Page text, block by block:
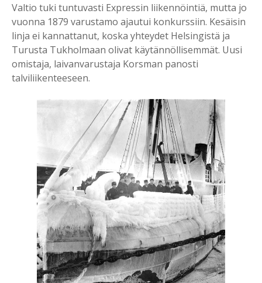
Valtio tuki tuntuvasti Expressin liikennöintiä, mutta jo
vuonna 1879 varustamo ajautui konkurssiin. Kesäisin
linja ei kannattanut, koska yhteydet Helsingistä ja
Turusta Tukholmaan olivat käytännöllisemmät. Uusi
omistaja, laivanvarustaja Korsman panosti
talviliikenteeseen.